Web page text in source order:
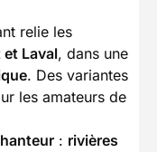
relie les
Laval, dans une
. Des variantes
les amateurs de
: rivières